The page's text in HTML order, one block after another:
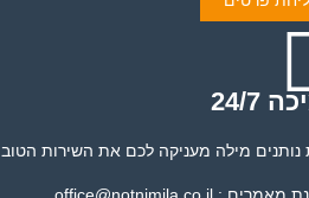
24/7
נותנים מילה מעניקה לכם את השירות הטוב